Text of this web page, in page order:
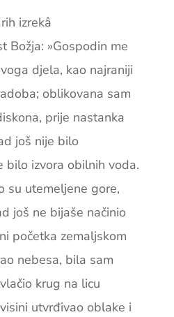
izrekâ
Božja: »Gospodin me
djela, kao najraniji
oblikovana sam
prije nastanka
još nije bilo
bilo izvora obilnih voda.
su utemeljene gore,
još ne bijaše načinio
početka zemaljskom
nebesa, bila sam
krug na licu
utvrđivao oblake i